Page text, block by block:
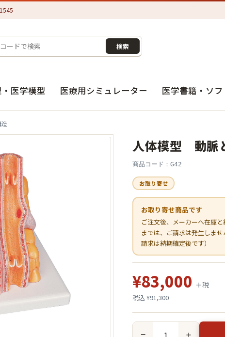
検索
医学模型 医療用シミュレーター 医学書籍・ソフ
人体模型 動脈
商品コード：G42
お取り寄せ
お取り寄せ商品です
ご注文後、メーカーへ在庫
までは、ご請求は発生しま
請求は納期確定後です）
¥83,000 ＋税
税込 ¥91,300
− ＋